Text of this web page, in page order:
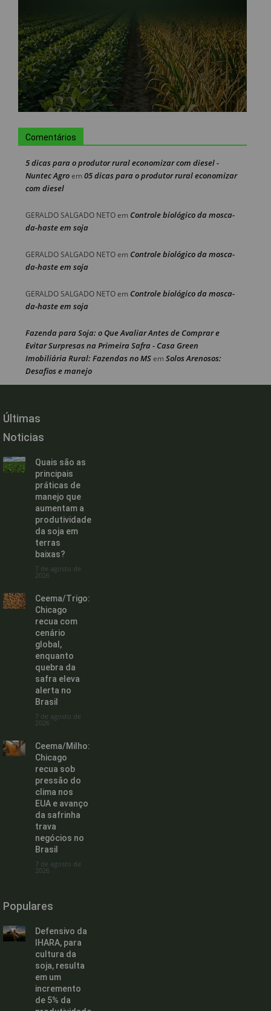
Comentários
5 dicas para o produtor rural economizar com diesel -
Nuntec Agroem 05 dicas para o produtor rural economizar
com diesel
GERALDO SALGADO NETOem Controle biológico da mosca-
da-haste em soja
GERALDO SALGADO NETOem Controle biológico da mosca-
da-haste em soja
GERALDO SALGADO NETOem Controle biológico da mosca-
da-haste em soja
Fazenda para Soja: o Que Avaliar Antes de Comprar e
Evitar Surpresas na Primeira Safra - Casa Green
Imobiliária Rural: Fazendas no MSem Solos Arenosos:
Desafios e manejo
Últimas
Noticias
Quais são as
principais
práticas de
manejo que
aumentam a
produtividade
da soja em
terras
baixas?
7 de agosto de
2026
Ceema/Trigo:
Chicago
recua com
cenário
global,
enquanto
quebra da
safra eleva
alerta no
Brasil
7 de agosto de
2026
Ceema/Milho:
Chicago
recua sob
pressão do
clima nos
EUA e avanço
da safrinha
trava
negócios no
Brasil
7 de agosto de
2026
Populares
Defensivo da
IHARA, para
cultura da
soja, resulta
em um
incremento
de 5% da